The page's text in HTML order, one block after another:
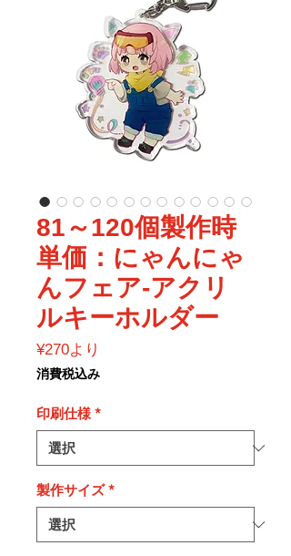
81～120個製作時
単価：にゃんにゃ
んフェア-アクリ
ルキーホルダー
¥270より
価
消費税込み
印刷仕様 *
製作サイズ *